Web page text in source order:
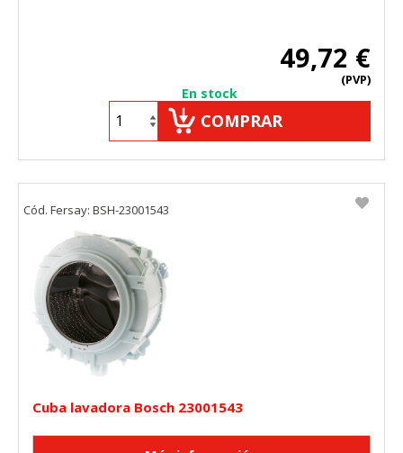
49,72 €
(PVP)
En stock
COMPRAR
Cuba lavadora Bosch 23001543
Cód. Fersay: BSH-23001543
RECHAZAR TODO
Cookies necesarias
Estas cookies son necesarias para que el sitio web
funcione y no se pueden desactivar en nuestros sistemas.
sobre estas cookies, pero alguna áreas del sitio no
información de identificación personal.
Cookies Utilizadas:
COOKIELEGALFERSAY, VSF904, PHPSESSID, wp-settings-1,
wp-settings-time-1, _evCo, _evCoLT
Cookies de rendimiento
Estas cookies nos permiten contar las visitas y fuentes de
menos visitadas, y cómo los visitantes navegan por el sitio.